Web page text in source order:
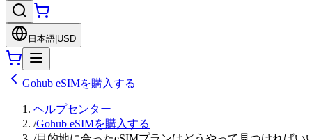
日本語 USD
Gohub eSIMを購入する
ヘルプセンター
/Gohub eSIMを購入する